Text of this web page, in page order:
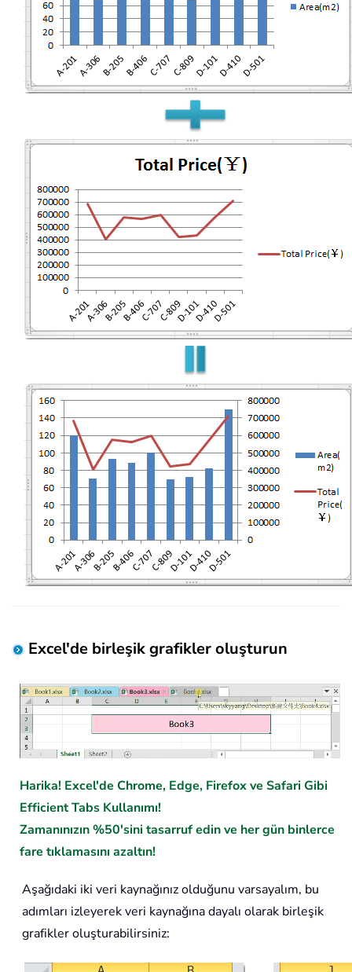
Excel'de birleşik grafikler oluşturun
Harika! Excel'de Chrome, Edge, Firefox ve Safari Gibi
Efficient Tabs Kullanımı!
Zamanınızın %50'sini tasarruf edin ve her gün binlerce
fare tıklamasını azaltın!
Aşağıdaki iki veri kaynağınız olduğunu varsayalım, bu
adımları izleyerek veri kaynağına dayalı olarak birleşik
grafikler oluşturabilirsiniz: